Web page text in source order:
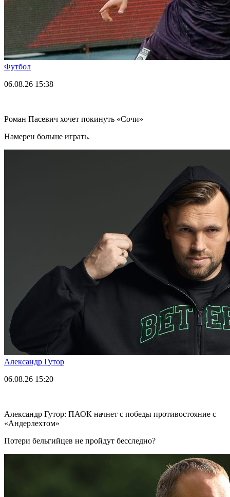
Футбол
06.08.26 15:38
Роман Пасевич хочет покинуть «Сочи»
Намерен больше играть.
Александр Гутор
06.08.26 15:20
Александр Гутор: ПАОК начнет с победы противостояние с
«Андерлехтом»
Потери бельгийцев не пройдут бесследно?